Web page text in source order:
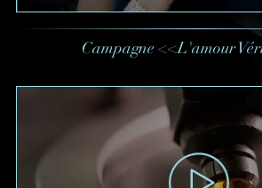
Campagne <<L'amour